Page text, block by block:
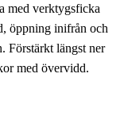
med verktygsficka
öppning inifrån och
Förstärkt längst ner
med övervidd.